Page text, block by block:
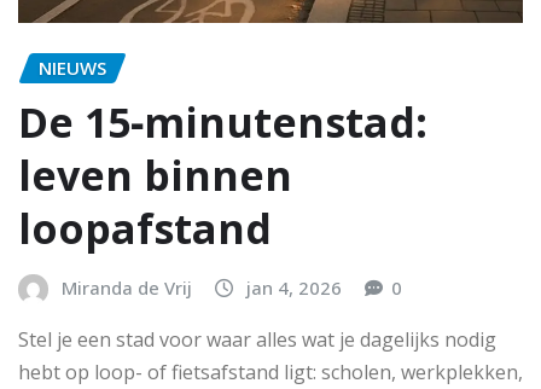
NIEUWS
De 15‑minutenstad:
leven binnen
loopafstand
Miranda de Vrij jan 4, 2026 0
Stel je een stad voor waar alles wat je dagelijks nodig
hebt op loop- of fietsafstand ligt: scholen, werkplekken,